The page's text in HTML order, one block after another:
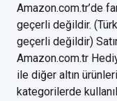
Amazon.com.tr’de
geçerli değildir.
geçerli değildir)
Amazon.com.tr
ile diğer altın
kategorilerde